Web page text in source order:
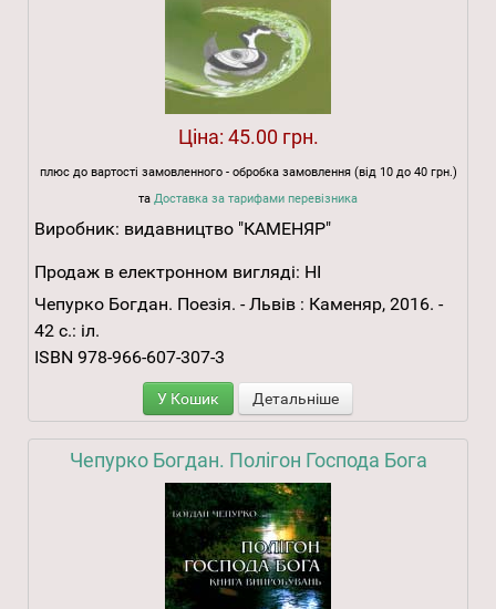
Ціна: 45.00 грн.
плюс до вартості замовленного - обробка замовлення (від 10 до 40 грн.)
та Доставка за тарифами перевізника
Виробник: видавництво "КАМЕНЯР"
Продаж в електронном вигляді: НІ
Чепурко Богдан. Поезія. - Львів : Каменяр, 2016. -
42 с.: іл.
ISBN 978-966-607-307-3
У Кошик Детальніше
Чепурко Богдан. Полігон Господа Бога